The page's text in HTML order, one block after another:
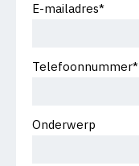
E-mailadres*
Telefoonnummer*
Onderwerp